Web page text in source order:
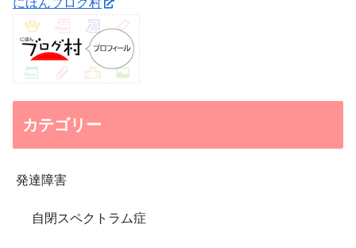
カテゴリー
発達障害
自閉スペクトラム症